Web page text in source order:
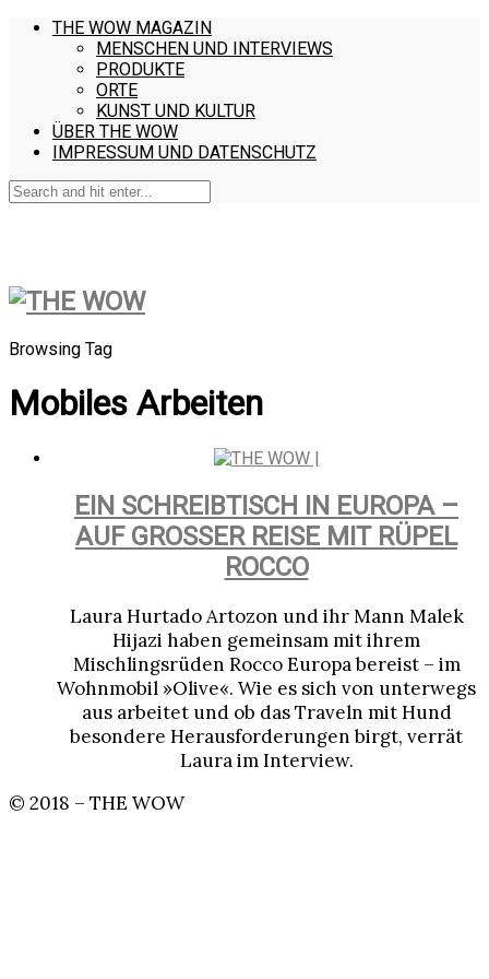
THE WOW MAGAZIN
MENSCHEN UND INTERVIEWS
PRODUKTE
ORTE
KUNST UND KULTUR
ÜBER THE WOW
IMPRESSUM UND DATENSCHUTZ
Browsing Tag
Mobiles Arbeiten
EIN SCHREIBTISCH IN EUROPA –
AUF GROSSER REISE MIT RÜPEL
ROCCO
Laura Hurtado Artozon und ihr Mann Malek
Hijazi haben gemeinsam mit ihrem
Mischlingsrüden Rocco Europa bereist – im
Wohnmobil »Olive«. Wie es sich von unterwegs
aus arbeitet und ob das Traveln mit Hund
besondere Herausforderungen birgt, verrät
Laura im Interview.
© 2018 – THE WOW